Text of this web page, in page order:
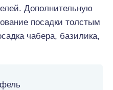
Дополнительную
посадки толстым
чабера, базилика,